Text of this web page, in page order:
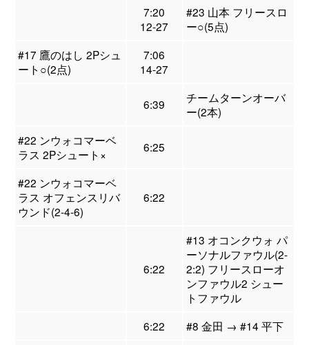
7:20
12-27
#23 山本 フリースロ
ー○(5点)
#17 鷹のはし 2Pシュ
ート○(2点)
7:06
14-27
6:39
チームターンオーバ
ー(2本)
#22 ンウォコマーベ
ラス 2Pシュート×
6:25
#22 ンウォコマーベ
ラス オフェンスリバ
ウンド(2-4-6)
6:22
6:22
#13 オコンクウォ パ
ーソナルファウル(2-
2:2) フリースローオ
ンファウル2 シュー
トファウル
6:22
#8 金田 → #14 平下